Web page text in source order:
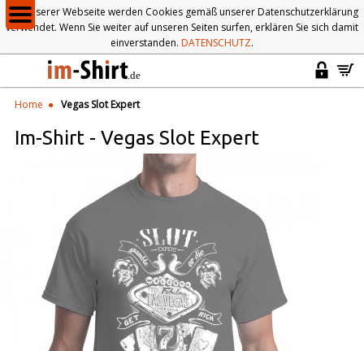
Auf unserer Webseite werden Cookies gemäß unserer Datenschutzerklärung
verwendet. Wenn Sie weiter auf unseren Seiten surfen, erklären Sie sich damit
einverstanden. DATENSCHUTZ.
Home Vegas Slot Expert
Im-Shirt - Vegas Slot Expert